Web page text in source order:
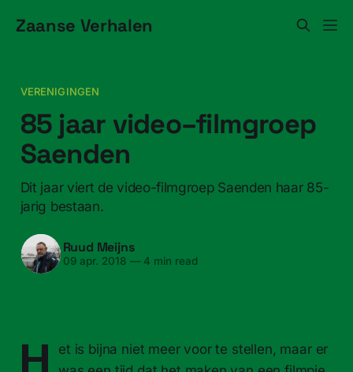
Zaanse Verhalen
VERENIGINGEN
85 jaar video–filmgroep
Saenden
Dit jaar viert de video-filmgroep Saenden haar 85-
jarig bestaan.
Ruud Meijns
09 apr. 2018 —4 min read
H
et is bijna niet meer voor te stellen, maar er